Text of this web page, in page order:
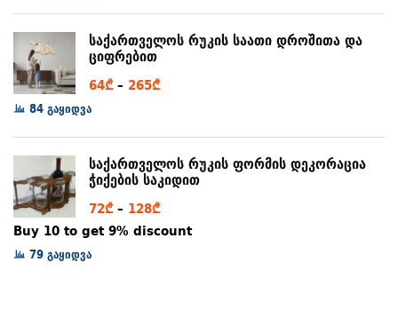
through
97₾
საქართველოს რუკის საათი დროშითა და
ციფრებით
64₾ – 265₾Price
265₾
84 გაყიდვა
საქართველოს რუკის ფორმის დეკორაცია
ჭიქების საკიდით
72₾ – 128₾Price
range:
Buy 10 to get 9% discount
79 გაყიდვა